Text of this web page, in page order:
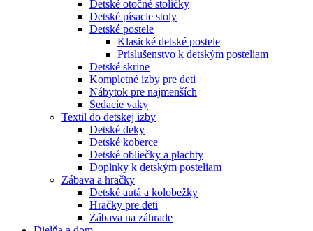
Detské otočné stoličky
Detské písacie stoly
Detské postele
Klasické detské postele
Príslušenstvo k detským posteliam
Detské skrine
Kompletné izby pre deti
Nábytok pre najmenších
Sedacie vaky
Textil do detskej izby
Detské deky
Detské koberce
Detské obliečky a plachty
Doplnky k detským posteliam
Zábava a hračky
Detské autá a kolobežky
Hračky pre deti
Zábava na záhrade